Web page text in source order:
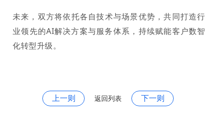
未来，双方将依托各自技术与场景优势，共同打造行
业领先的AI解决方案与服务体系，持续赋能客户数智
化转型升级。
上一则 返回列表 下一则